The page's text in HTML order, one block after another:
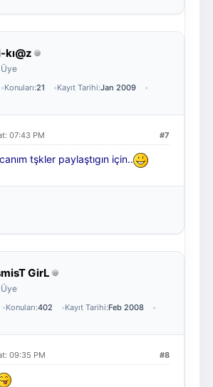
kı@z
Konuları:21 Kayıt Tarihi:Jan 2009
#7
07:43 PM
tşkler paylaştıgın için..
GirL
Konuları:402 Kayıt Tarihi:Feb 2008
#8
09:35 PM